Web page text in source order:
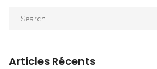
Articles Récents